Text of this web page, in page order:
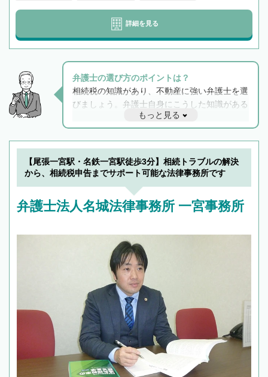
詳細を見る
弁護士の選び方のポイントは？
相続税の知識があり、不動産に強い弁護士を選
びましょう。弁護士自身にこうした知識がある
と他士業との連携もスムーズに進み、トラブル
解決のみならず相続をトータルで任せることが
できます。また、相続は感情がからむ分野なの
でフィーリングも重要です。実際に電話や面談
で複数の弁護士と会話をしてウマが合う方に依
もっと見る
【尾張一宮駅・名鉄一宮駅徒歩3分】相続トラブルの解決
から、相続税申告までサポート可能な法律事務所です
弁護士法人名城法律事務所 一宮事務所